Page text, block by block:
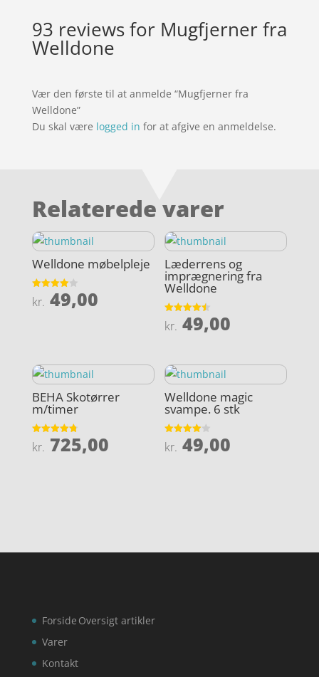
93 reviews for Mugfjerner fra
Welldone
Vær den første til at anmelde “Mugfjerner fra
Welldone”
Du skal være logged in for at afgive en anmeldelse.
Relaterede varer
Welldone møbelpleje
Vurderet
4
kr. 49,00
Læderrens og
imprægnering fra
Welldone
Vurderet
4.5
kr. 49,00
BEHA Skotørrer
m/timer
Vurderet
4.8
kr. 725,00
Welldone magic
svampe. 6 stk
Vurderet
4
kr. 49,00
Forside
Varer
Kontakt
Oversigt artikler